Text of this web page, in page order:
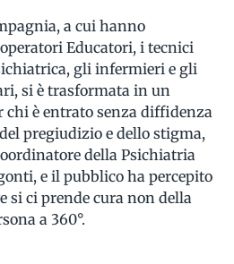
a cui hanno
Educatori, i tecnici
gli infermieri e gli
si è trasformata in un
chi è entrato senza diffidenza
pregiudizio e dello stigma,
della Psichiatria
e il pubblico ha percepito
si ci prende cura non della
a 360°.